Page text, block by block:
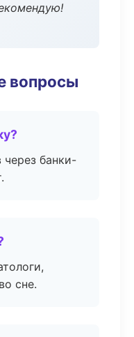
вопросы
банки-
сне.